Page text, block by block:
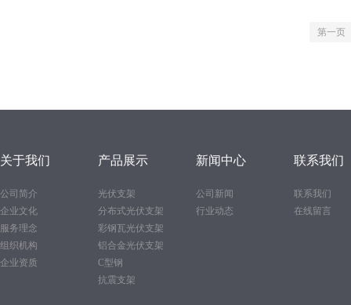
第一页
关于我们
公司简介
企业文化
服务理念
组织机构
企业资质
产品展示
光伏支架
分布式光伏支架
彩钢瓦光伏支架
铝合金光伏支架
C型钢
抗震支架
新闻中心
公司新闻
行业动态
联系我们
联系我们
在线留言